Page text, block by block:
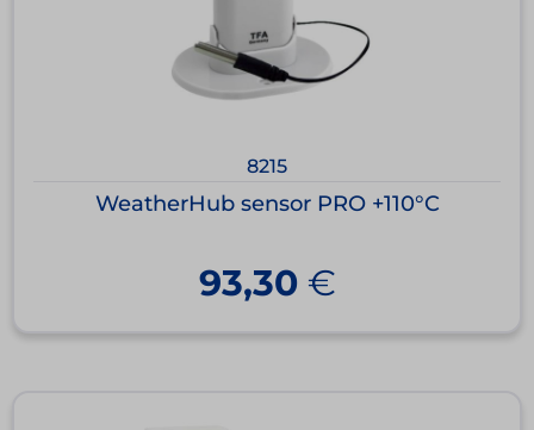
8215
WeatherHub sensor PRO +110°C
93,30 €